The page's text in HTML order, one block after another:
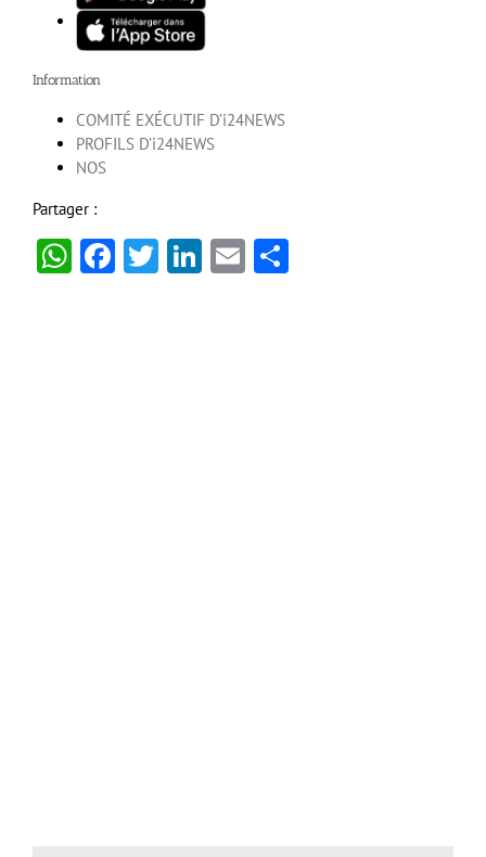
Information
COMITÉ EXÉCUTIF D’i24NEWS
PROFILS D’i24NEWS
NOS
Partager :
WhatsApp
Facebook
Twitter
LinkedIn
Email